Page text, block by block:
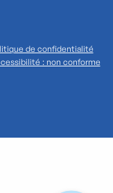
de confidentialité
: non conforme